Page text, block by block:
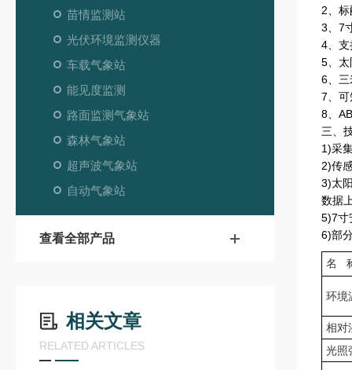
苗情监测站
光伏环境监测仪器
车载气象站
能见度监测
路面监测气象站
森林气象站
超声波气象站
自动气象站
查看全部产品
相关文章
RELATED ARTICLES
2 、
3
7
4 、
5 、
6 、
7 、
8
三、
1)采
2)传
3)太
数据
5)7寸
6)部
名
环境
相对
光照